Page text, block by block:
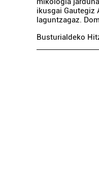
ikusgai Gautegiz
laguntzagaz.
Busturialdeko